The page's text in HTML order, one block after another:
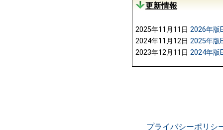
更新情報
2025年11月11日 2026年版
2024年11月12日 2025年版
2023年12月11日 2024年版
プライバシーポリシ